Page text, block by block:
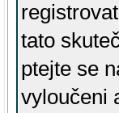
tato
ptejte se
vyloučeni